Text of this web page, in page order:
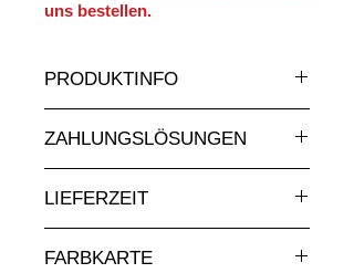
uns bestellen.
PRODUKTINFO
und Skulpturen aus Kunstharz in
allen Grössen und zu attraktiven
Preisen aufnimauxenresine.ch
und Aussenbereich. Auch individuell
ZAHLUNGSLÖSUNGEN
Kreditkartenzahlung.
Bei Zahlung per Rechnung senden
Sie uns Ihre Bestellung bitte über
LIEFERZEIT
einplanen.
FARBKARTE